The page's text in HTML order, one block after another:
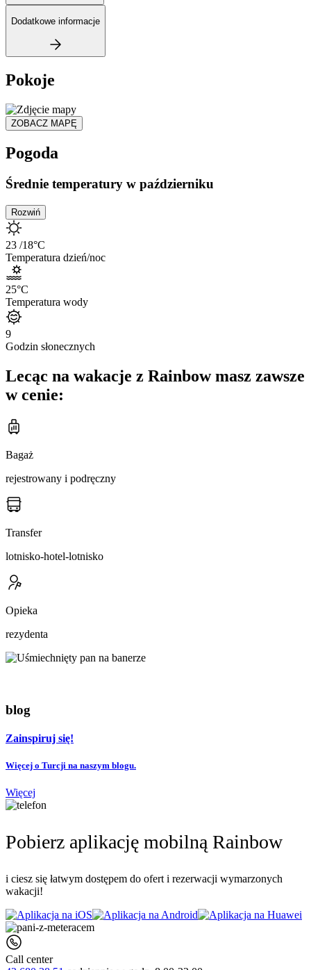
Dodatkowe informacje
Pokoje
ZOBACZ MAPĘ
Pogoda
Średnie temperatury w październiku
Rozwiń
23 /18°C
Temperatura dzień/noc
25°C
Temperatura wody
9
Godzin słonecznych
Lecąc na wakacje z Rainbow masz zawsze
w cenie:
Bagaż
rejestrowany i podręczny
Transfer
lotnisko-hotel-lotnisko
Opieka
rezydenta
blog
Zainspiruj się!
Więcej o Turcji na naszym blogu.
Więcej
Pobierz aplikację mobilną Rainbow
i ciesz się łatwym dostępem do ofert i rezerwacji wymarzonych
wakacji!
Call center